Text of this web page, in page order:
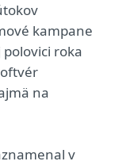
kampane
roka
na
v